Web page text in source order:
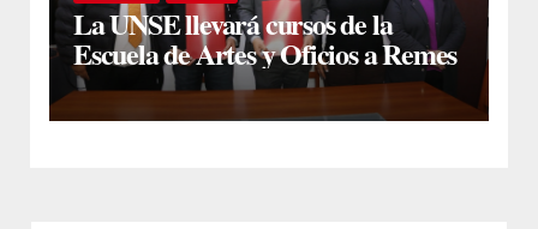
La UNSE llevará cursos de la
Escuela de Artes y Oficios a Remes